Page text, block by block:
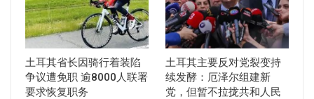
土耳其省长因骑行着装陷
争议遭免职 逾8000人联署
要求恢复职务
土耳其主要反对党裂变持
续发酵：厄泽尔组建新
党，但暂不拉拢共和人民